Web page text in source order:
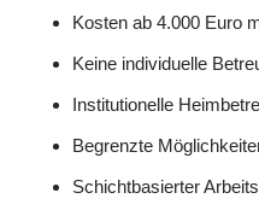
Kosten ab 4.000 Euro
Keine individuelle
Institutionelle
Begrenzte
Schichtbasierter